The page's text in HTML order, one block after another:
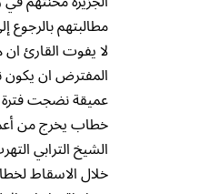
مطالبتهم بالرجوع
لا يفوت القارئ
المفترض ان يكون
عميقة نضجت فترة
خطاب يخرج من
الشيخ الترابي
خلال الاسقاط